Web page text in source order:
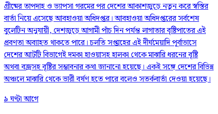
গ্রীষ্মের তাপদাহ ও ভ্যাপসা গরমের পর দেশের আকাশজুড়ে নতুন করে স্বস্তির
বার্তা নিয়ে এসেছে আবহাওয়া অধিদপ্তর। আবহাওয়া অধিদপ্তরের সর্বশেষ
বুলেটিন অনুযায়ী, দেশজুড়ে আগামী পাঁচ দিন পর্যন্ত লাগাতার বৃষ্টিপাতের এই
প্রবণতা অব্যাহত থাকতে পারে। চলতি সপ্তাহের এই দীর্ঘমেয়াদি পূর্বাভাসে
দেশের আটটি বিভাগেই দমকা হাওয়াসহ হালকা থেকে মাঝারি ধরনের বৃষ্টি
অথবা বজ্রসহ বৃষ্টির সম্ভাবনার কথা জানানো হয়েছে। একই সঙ্গে দেশের বিভিন্ন
অঞ্চলে মাঝারি থেকে ভারী বর্ষণ হতে পারে বলেও সতর্কবার্তা দেওয়া হয়েছে।
৯ ঘণ্টা আগে